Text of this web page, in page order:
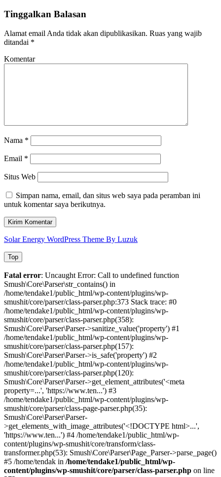
Tinggalkan Balasan
Alamat email Anda tidak akan dipublikasikan. Ruas yang wajib
ditandai *
Komentar
Nama *
Email *
Situs Web
Simpan nama, email, dan situs web saya pada peramban ini
untuk komentar saya berikutnya.
Solar Energy WordPress Theme By Luzuk
Top
Fatal error: Uncaught Error: Call to undefined function
Smush\Core\Parser\str_contains() in
/home/tendake1/public_html/wp-content/plugins/wp-
smushit/core/parser/class-parser.php:373 Stack trace: #0
/home/tendake1/public_html/wp-content/plugins/wp-
smushit/core/parser/class-parser.php(358):
Smush\Core\Parser\Parser->sanitize_value('property') #1
/home/tendake1/public_html/wp-content/plugins/wp-
smushit/core/parser/class-parser.php(157):
Smush\Core\Parser\Parser->is_safe('property') #2
/home/tendake1/public_html/wp-content/plugins/wp-
smushit/core/parser/class-parser.php(120):
Smush\Core\Parser\Parser->get_element_attributes('<meta
property=...', 'https://www.ten...') #3
/home/tendake1/public_html/wp-content/plugins/wp-
smushit/core/parser/class-page-parser.php(35):
Smush\Core\Parser\Parser-
>get_elements_with_image_attributes('<!DOCTYPE html>...',
'https://www.ten...') #4 /home/tendake1/public_html/wp-
content/plugins/wp-smushit/core/transform/class-
transformer.php(53): Smush\Core\Parser\Page_Parser->parse_page()
#5 /home/tendak in /home/tendake1/public_html/wp-
content/plugins/wp-smushit/core/parser/class-parser.php on line